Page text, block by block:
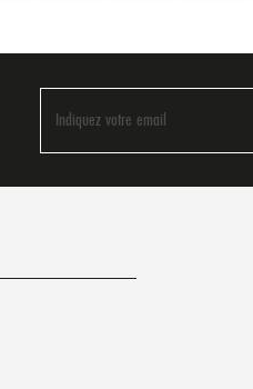
Indiquez votre email